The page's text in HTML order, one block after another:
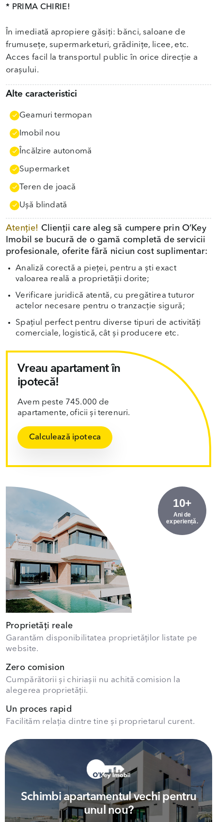
* PRIMA CHIRIE!
În imediată apropiere găsiți: bănci, saloane de
frumusețe, supermarketuri, grădinițe, licee, etc.
Acces facil la transportul public în orice direcție a
orașului.
Alte caracteristici
Geamuri termopan
Imobil nou
Încălzire autonomă
Supermarket
Teren de joacă
Uşă blindată
Atenție! Clienții care aleg să cumpere prin O’Key
Imobil se bucură de o gamă completă de servicii
profesionale, oferite fără niciun cost suplimentar:
Analiză corectă a pieței, pentru a ști exact
valoarea reală a proprietății dorite;
Verificare juridică atentă, cu pregătirea tuturor
actelor necesare pentru o tranzacție sigură;
Spațiul perfect pentru diverse tipuri de activități
comerciale, logistică, cât și producere etc.
Vreau apartament în
ipotecă!
Avem peste 745.000 de
apartamente, oficii și terenuri.
Calculează ipoteca
10+
Ani de
experiență.
Proprietăți reale
Garantăm disponibilitatea proprietăților listate pe
website.
Zero comision
Cumpărătorii și chiriașii nu achită comision la
alegerea proprietății.
Un proces rapid
Facilităm relația dintre tine și proprietarul curent.
Schimbi apartamentul vechi pentru
unul nou?